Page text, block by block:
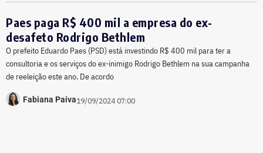
Paes paga R$ 400 mil a empresa do ex-
desafeto Rodrigo Bethlem
O prefeito Eduardo Paes (PSD) está investindo R$ 400 mil para ter a
consultoria e os serviços do ex-inimigo Rodrigo Bethlem na sua campanha
de reeleição este ano. De acordo
Fabiana Paiva19/09/2024 07:00